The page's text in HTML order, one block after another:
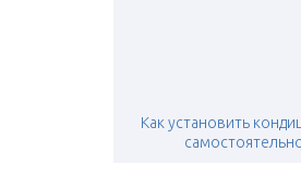
Как установить